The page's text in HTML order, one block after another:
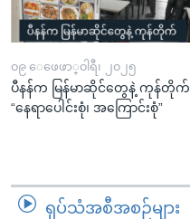
၀၉ ေဖေဖာ္၀ါရီ၊ ၂၀၂၅
ပီနန်က မြန်မာဆိုင်တွေနဲ့ ကုန်တိုက်
“နေရာပေါင်းစုံ၊ အကြောင်းစုံ”
ရုပ်သံအစီအစဉ်များ